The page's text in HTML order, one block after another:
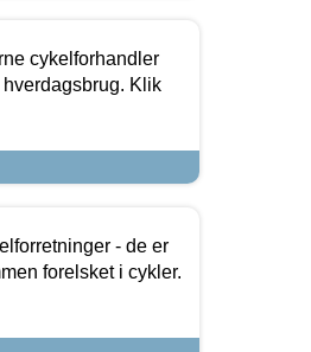
cykelforhandler
Klik
- de er
forelsket i cykler.